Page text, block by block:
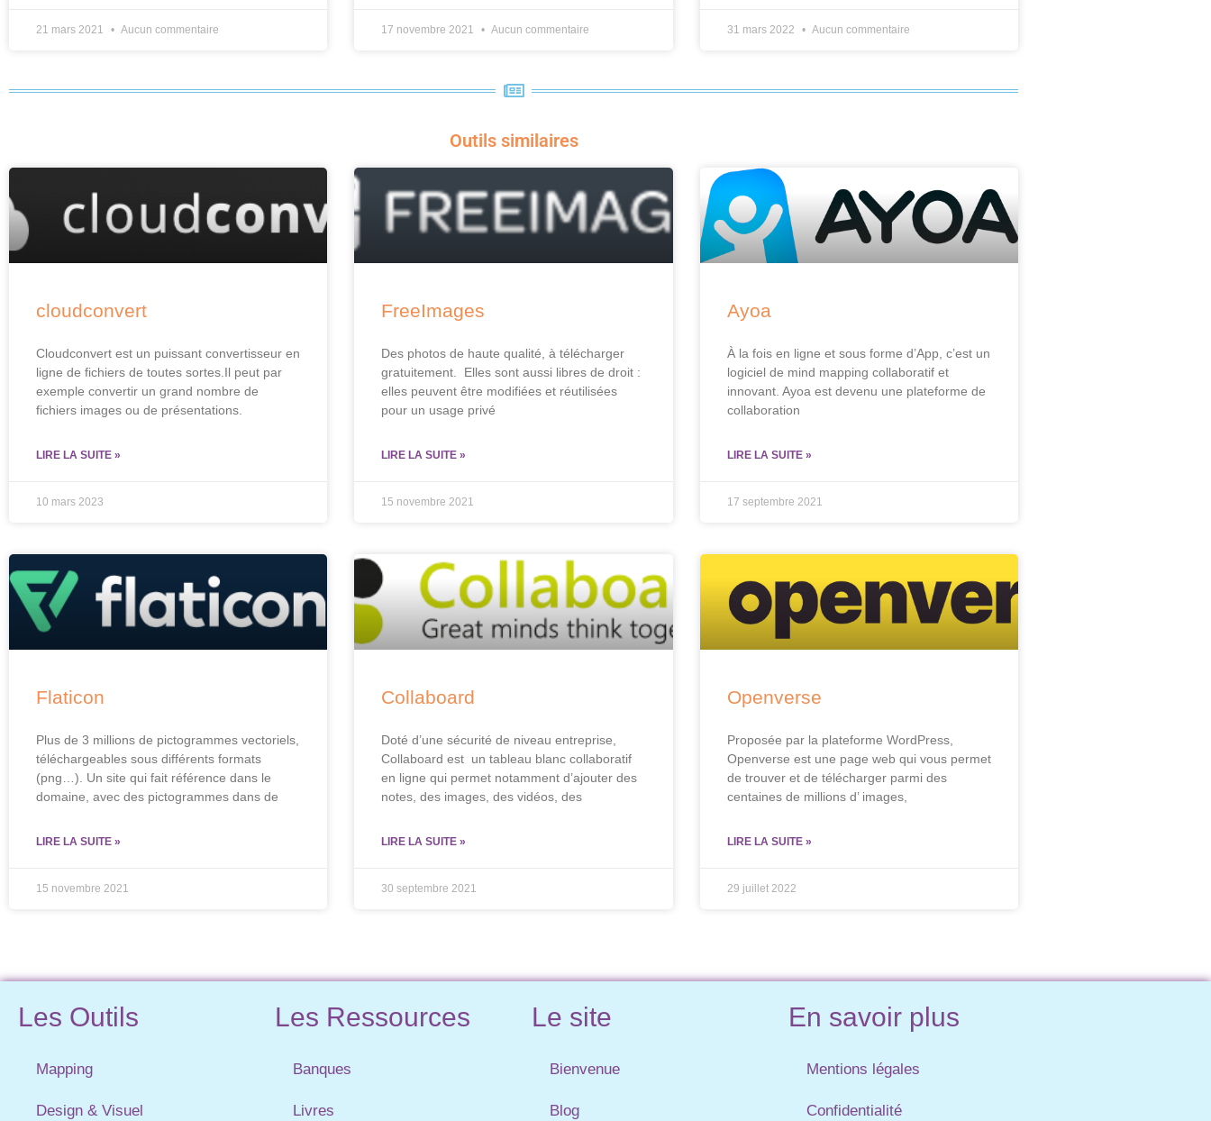
21 mars 2021 Aucun commentaire 17 novembre 2021 Aucun commentaire 31 mars 2022 Aucun commentaire
Outils similaires
cloudconvert
Cloudconvert est un puissant convertisseur en
ligne de fichiers de toutes sortes.Il peut par
exemple convertir un grand nombre de
fichiers images ou de présentations.
LIRE LA SUITE »
10 mars 2023
FreeImages
Des photos de haute qualité, à télécharger
gratuitement. Elles sont aussi libres de droit :
elles peuvent être modifiées et réutilisées
pour un usage privé
LIRE LA SUITE »
15 novembre 2021
Ayoa
À la fois en ligne et sous forme d’App, c’est un
logiciel de mind mapping collaboratif et
innovant. Ayoa est devenu une plateforme de
collaboration
LIRE LA SUITE »
17 septembre 2021
Flaticon
Plus de 3 millions de pictogrammes vectoriels,
téléchargeables sous différents formats
(png…). Un site qui fait référence dans le
domaine, avec des pictogrammes dans de
LIRE LA SUITE »
15 novembre 2021
Collaboard
Doté d’une sécurité de niveau entreprise,
Collaboard est un tableau blanc collaboratif
en ligne qui permet notamment d’ajouter des
notes, des images, des vidéos, des
LIRE LA SUITE »
30 septembre 2021
Openverse
Proposée par la plateforme WordPress,
Openverse est une page web qui vous permet
de trouver et de télécharger parmi des
centaines de millions d’ images,
LIRE LA SUITE »
29 juillet 2022
Les Outils
Mapping
Design & Visuel
Les Ressources
Banques
Livres
Le site
Bienvenue
Blog
En savoir plus
Mentions légales
Confidentialité